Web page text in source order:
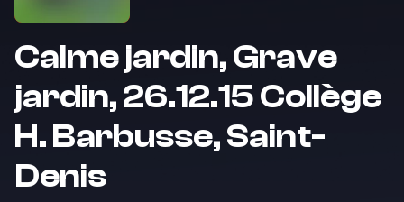
Calme jardin, Grave
jardin, 26.12.15 Collège
H. Barbusse, Saint-
Denis